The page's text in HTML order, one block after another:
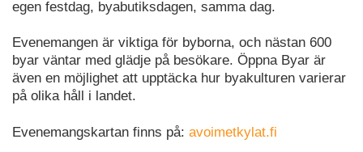
egen festdag, byabutiksdagen, samma dag.
Evenemangen är viktiga för byborna, och nästan 600
byar väntar med glädje på besökare. Öppna Byar är
även en möjlighet att upptäcka hur byakulturen varierar
på olika håll i landet.
Evenemangskartan finns på: avoimetkylat.fi